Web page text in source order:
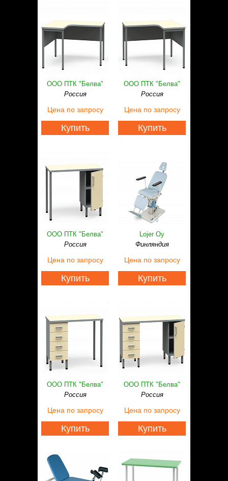
ООО ПТК "Белва"
Россия
Цена по запросу
Купить
ООО ПТК "Белва"
Россия
Цена по запросу
Купить
ООО ПТК "Белва"
Россия
Цена по запросу
Купить
Lojer Oy
Финляндия
Цена по запросу
Купить
ООО ПТК "Белва"
Россия
Цена по запросу
Купить
ООО ПТК "Белва"
Россия
Цена по запросу
Купить